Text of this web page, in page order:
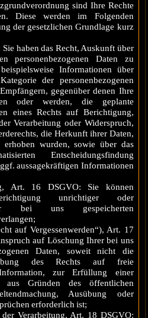
sind Ihre Rechte
Diese werden im Folgenden
der gesetzlichen Grundlage kurz
haben das Recht, Auskunft über
personenbezogenen Daten zu
Informationen über
der personenbezogenen
gegenüber denen Ihre
oder werden, die geplante
eines Rechts auf Berichtigung,
Verarbeitung oder Widerspruch,
die Herkunft ihrer Daten,
wurden, sowie über das
Entscheidungsfindung
aussagekräftigen Informationen
Art. 16 DSGVO: Sie können
unrichtiger oder
bei uns gespeicherten
auf Vergessenwerden“), Art. 17
auf Löschung Ihrer bei uns
Daten, soweit nicht die
des Rechts auf freie
zur Erfüllung einer
aus Gründen des öffentlichen
Ausübung oder
erforderlich ist;
Verarbeitung, Art. 18 DSGVO: